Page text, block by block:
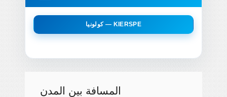
كولونيا — KIERSPE
المسافة بين المدن